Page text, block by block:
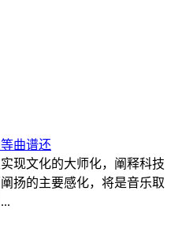
曲谱还
现文化的大师化，阐释科技
扬的主要感化，将是音乐取